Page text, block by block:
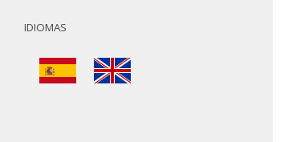
IDIOMAS